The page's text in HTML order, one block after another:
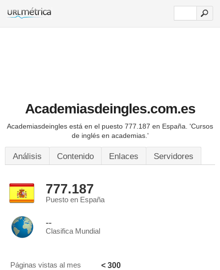
Academiasdeingles.com.es
Academiasdeingles está en el puesto 777.187 en España. 'Cursos
de inglés en academias.'
Análisis Contenido Enlaces Servidores
777.187
Puesto en España
--
Clasifica Mundial
Páginas vistas al mes < 300